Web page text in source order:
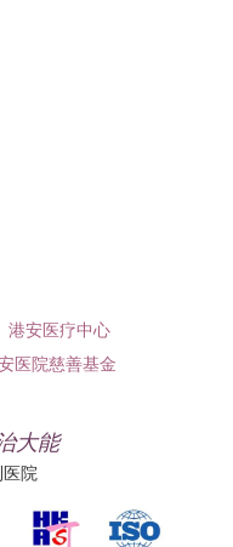
，患病的风险也相
港安医疗中心
医院慈善基金
大能
院